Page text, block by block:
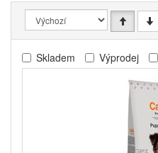
Skladem Výprodej